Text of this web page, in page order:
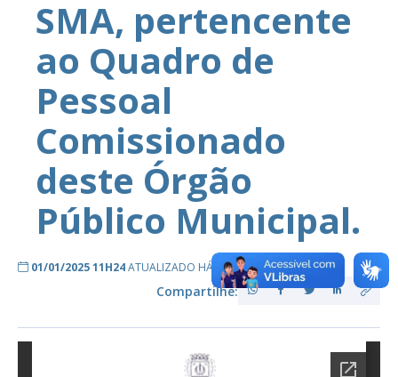
SMA, pertencente
ao Quadro de
Pessoal
Comissionado
deste Órgão
Público Municipal.
01/01/2025 11H24ATUALIZADO HÁ 2 ANOS ATRÁS
Compartilhe: